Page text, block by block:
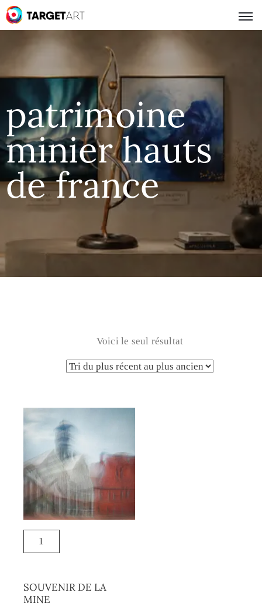
patrimoine
minier hauts
de france
Voici le seul résultat
SOUVENIR DE LA
MINE